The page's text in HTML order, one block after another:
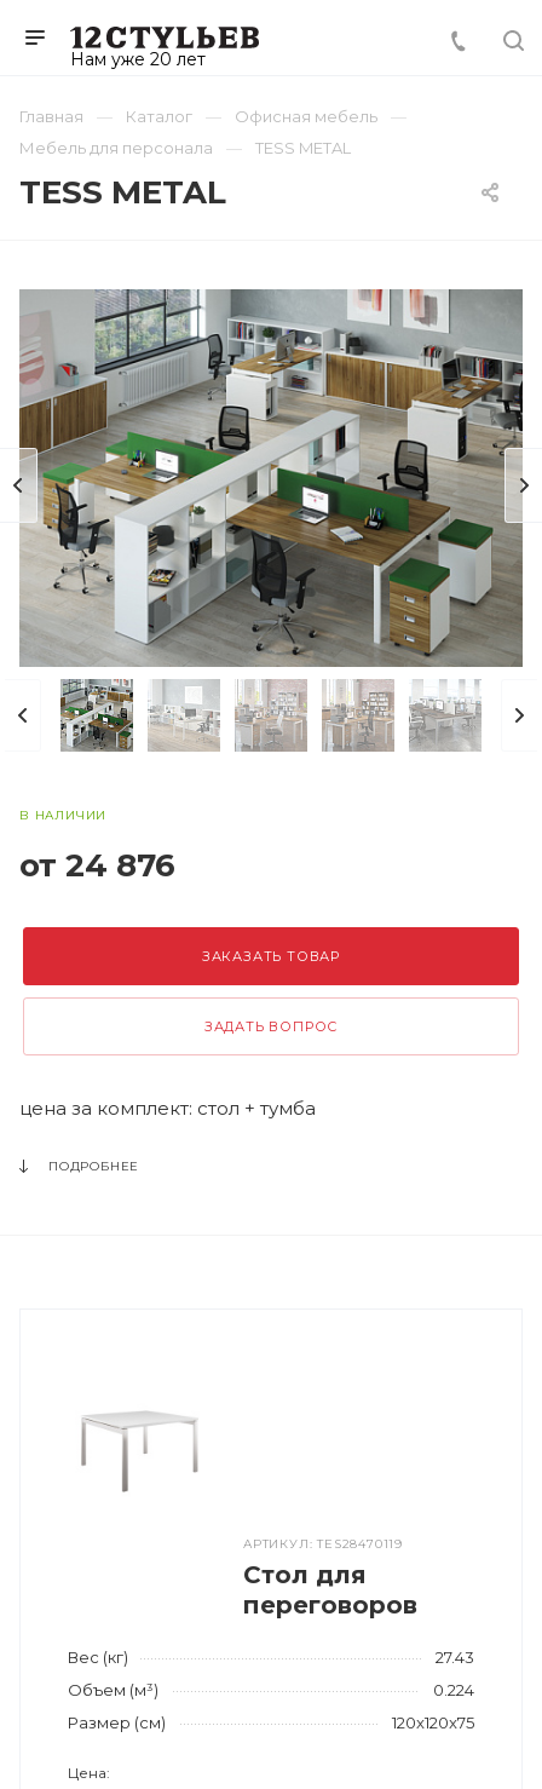
Нам уже 20 лет
Главная Каталог
Офисная мебель
Мебель для персонала
TESS METAL
TESS METAL
В НАЛИЧИИ
от 24 876
ЗАКАЗАТЬ ТОВАР
ЗАДАТЬ ВОПРОС
цена за комплект: стол + тумба
ПОДРОБНЕЕ
АРТИКУЛ: TES28470119
Стол для
переговоров
Вес (кг)
27.43
Объем (м³)
0.224
Размер (см)
120x120x75
Цена: